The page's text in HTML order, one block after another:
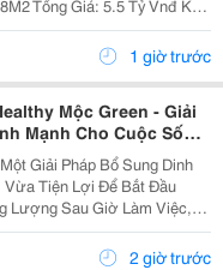
Tổng Giá: 5.5 Tỷ Vnđ Kết
Cố, 3Pn, 3Wc, Ban Công,
Sẵn Sàng Dọn...
1 giờ trước
Mộc Green - Giải
Mạnh Cho Cuộc Sống
Giải Pháp Bổ Sung Dinh
Tiện Lợi Để Bắt Đầu
Lượng Sau Giờ Làm Việc,
Mộc Green Chính Là
Hoàn Hảo. Vì Sao Nên Lựa Chọn Mì Konjac...
2 giờ trước